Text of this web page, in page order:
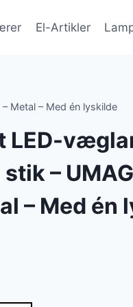
El-Artikler
Metal – Med én lyskilde
LED-
–
– Med én